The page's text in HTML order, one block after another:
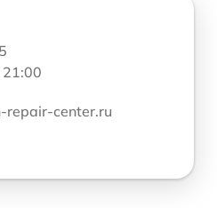
repair-center.ru